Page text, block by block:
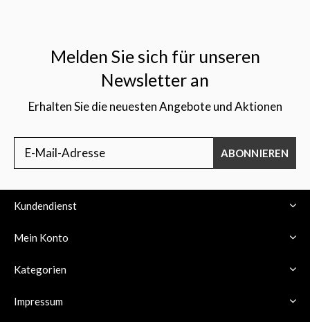
Melden Sie sich für unseren
Newsletter an
Erhalten Sie die neuesten Angebote und Aktionen
ABONNIEREN
Kundendienst
Mein Konto
Kategorien
Impressum